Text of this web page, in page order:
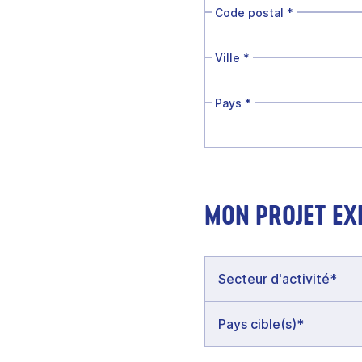
Code postal *
Ville *
Pays *
MON PROJET